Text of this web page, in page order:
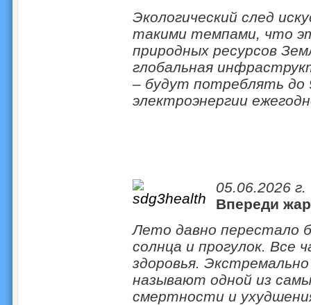
Экологический след
такими темпами, что
природных ресурсов
глобальная
– будут потреблять
электроэнергии
05.06.2026 г.
Впереди
Лето давно перестало
солнца и прогулок. Все
здоровья.
называют одной из
смертности и